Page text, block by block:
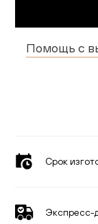
Детская
Шоурумы
Помощь с
Срок
Экспресс-